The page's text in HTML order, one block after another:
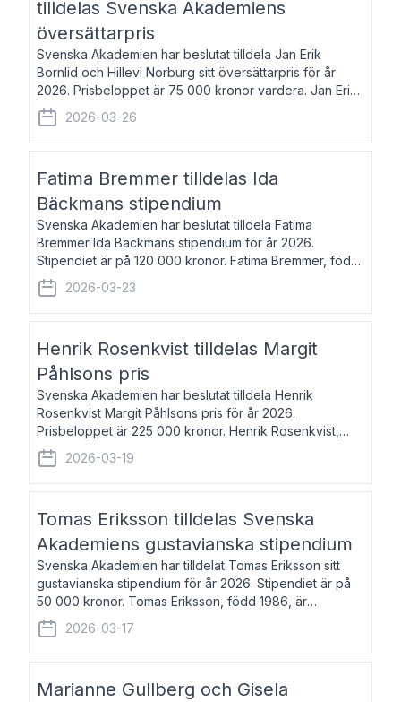
tilldelas Svenska Akademiens
översättarpris
Svenska Akademien har beslutat tilldela Jan Erik
Bornlid och Hillevi Norburg sitt översättarpris för år
2026. Prisbeloppet är 75 000 kronor vardera. Jan Erik
Bornlid, född 1947, är översättare från tyska. Han är
främst känd för sina översät
2026-03-26
Fatima Bremmer tilldelas Ida
Bäckmans stipendium
Svenska Akademien har beslutat tilldela Fatima
Bremmer Ida Bäckmans stipendium för år 2026.
Stipendiet är på 120 000 kronor. Fatima Bremmer, född
1977, är journalist och författare. Hon utkom i fjol med
boken Ligan. Klarakvarterens blodsyst
2026-03-23
Henrik Rosenkvist tilldelas Margit
Påhlsons pris
Svenska Akademien har beslutat tilldela Henrik
Rosenkvist Margit Påhlsons pris för år 2026.
Prisbeloppet är 225 000 kronor. Henrik Rosenkvist,
född 1965, är professor i nordiska språk vid Göteborgs
universitet. Han disputerade 2004 på avhan
2026-03-19
Tomas Eriksson tilldelas Svenska
Akademiens gustavianska stipendium
Svenska Akademien har tilldelat Tomas Eriksson sitt
gustavianska stipendium för år 2026. Stipendiet är på
50 000 kronor. Tomas Eriksson, född 1986, är
projektledare inom marknadsföring och författare och
utkom i fjol med boken Syndabocken.
2026-03-17
Marianne Gullberg och Gisela